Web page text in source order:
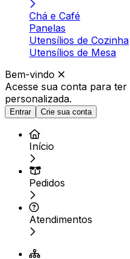
Chá e Café
Panelas
Utensílios de Cozinha
Utensílios de Mesa
Bem-vindo
Acesse sua conta para ter
personalizada.
Entrar Crie sua conta
Início
Pedidos
Atendimentos